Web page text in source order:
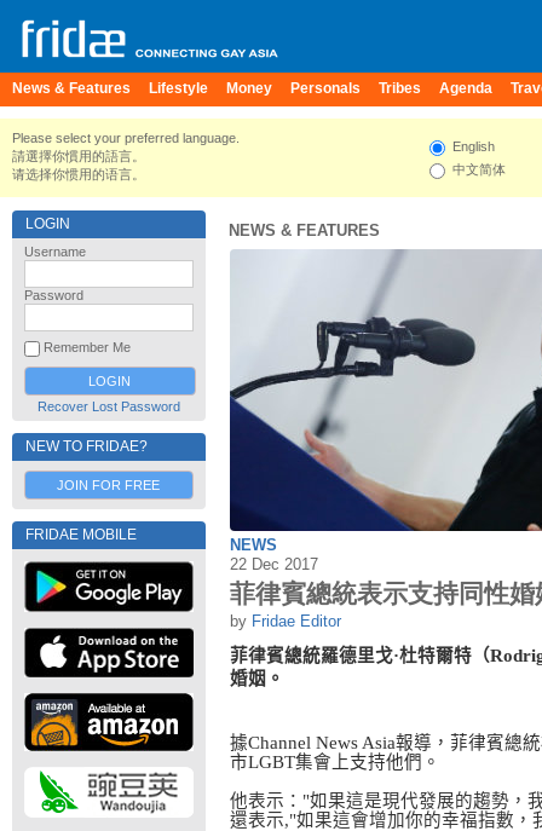
News & Features Lifestyle Money Personals Tribes Agenda
Please select your preferred language.
請選擇你慣用的語言。
请选择你惯用的语言。
English
中文简体
LOGIN
Username
Password
Remember Me
Recover Lost Password
NEW TO FRIDAE?
JOIN FOR FREE
FRIDAE MOBILE
NEWS & FEATURES
NEWS
22 Dec 2017
菲律賓總統表示支持同性婚
by Fridae Editor
菲律賓總統羅德里戈·杜特爾特（
婚姻。
據Channel News Asia報導，菲律賓總
市LGBT集會上支持他們。
他表示："如果這是現代發展的趨勢，
還表示,"如果這會增加你的幸福指數，